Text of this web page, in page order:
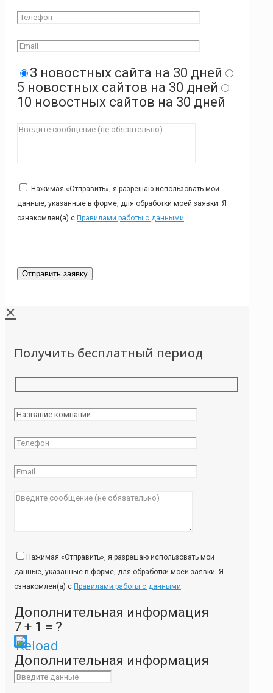
3 новостных сайта на 30 дней
5 новостных сайтов на 30 дней
10 новостных сайтов на 30 дней
Нажимая «Отправить», я разрешаю использовать мои
данные, указанные в форме, для обработки моей заявки. Я
ознакомлен(а) с Правилами работы с данными
✕
Получить бесплатный период
Нажимая «Отправить», я разрешаю использовать мои
данные, указанные в форме, для обработки моей заявки. Я
ознакомлен(а) с Правилами работы с данными.
Дополнительная информация
7 + 1 = ?
Please
enter
Дополнительная информация